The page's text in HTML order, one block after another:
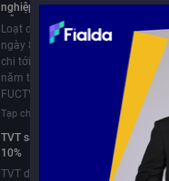
nghiệp trả cổ tức bằng tiền,
Nẵng chi 4.000 đồng/cổ phiếu
Loạt doanh nghiệp chốt quyền
ngày 8/7/2026, trong đó Vinatex
chi tới 4.000 đồng/cp, gấp đôi
năm trước; các mã khác như IBD,
FUCTVGF3, TVT cũng công bố
Tạp chí tài chính 08/07/2026
TVT sắp chi 21 tỷ đồng trả cổ tức
10%
TVT dự kiến chi 21 tỷ đồng trả cổ